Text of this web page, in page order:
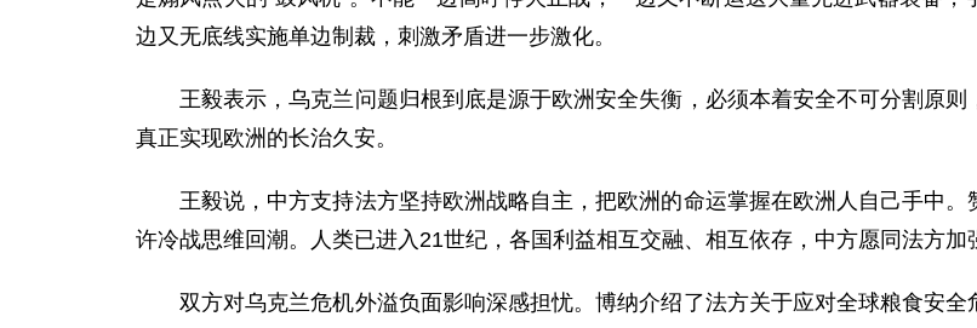
边又无底线实施单边制裁，刺激矛盾进一步激化。
王毅表示，乌克兰问题归根到底是源于欧洲安全失衡，必须本着安全不可分割原
真正实现欧洲的长治久安。
王毅说，中方支持法方坚持欧洲战略自主，把欧洲的命运掌握在欧洲人自己手中
许冷战思维回潮。人类已进入21世纪，各国利益相互交融、相互依存，中方愿同法方加
双方对乌克兰危机外溢负面影响深感担忧。博纳介绍了法方关于应对全球粮食安